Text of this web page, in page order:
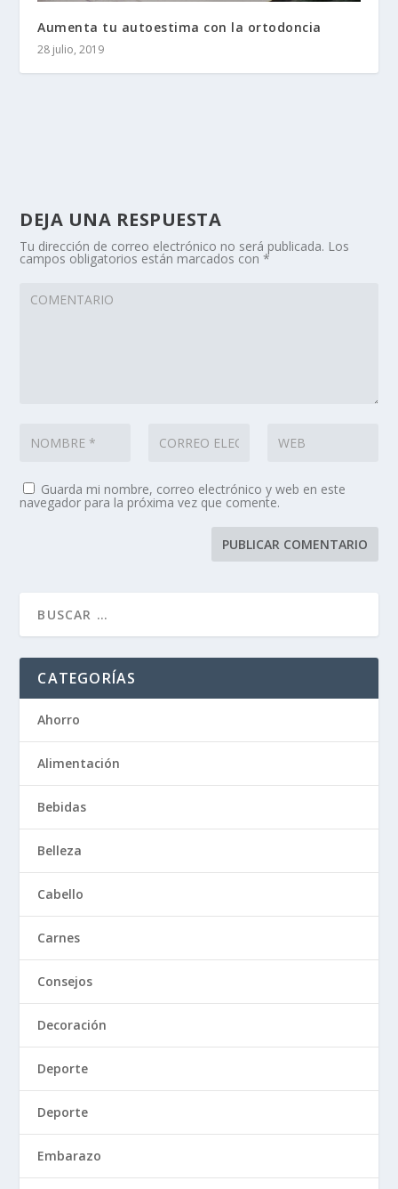
Aumenta tu autoestima con la ortodoncia
28 julio, 2019
DEJA UNA RESPUESTA
Tu dirección de correo electrónico no será publicada. Los
campos obligatorios están marcados con*
Guarda mi nombre, correo electrónico y web en este
navegador para la próxima vez que comente.
CATEGORÍAS
Ahorro
Alimentación
Bebidas
Belleza
Cabello
Carnes
Consejos
Decoración
Deporte
Deporte
Embarazo